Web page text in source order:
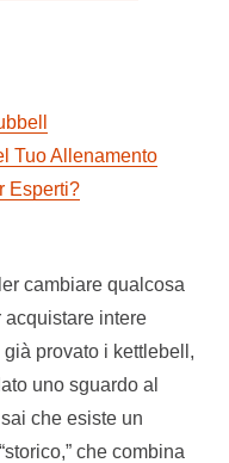
Tuo Allenamento
Esperti?
cambiare qualcosa
acquistare intere
provato i kettlebell,
uno sguardo al
che esiste un
che combina